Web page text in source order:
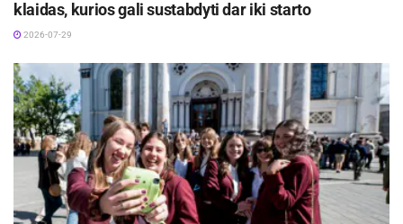
klaidas, kurios gali sustabdyti dar iki starto
2026-07-29